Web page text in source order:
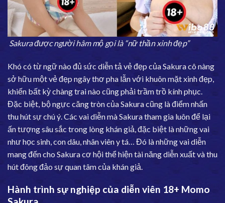
Sakura được người hâm mộ gọi là “nữ thần xinh đẹp”
Khó có từ ngữ nào đủ sức diễn tả vẻ đẹp của Sakura cô nàng
sở hữu một vẻ đẹp ngây thơ pha lẫn với khuôn mặt xinh đẹp,
khiến bất kỳ chàng trai nào cũng phải trầm trồ kính phục.
Đặc biệt, bộ ngực căng tròn của Sakura cũng là điểm nhấn
thu hút sự chú ý. Các vai diễn mà Sakura tham gia luôn để lại
ấn tượng sâu sắc trong lòng khán giả, đặc biệt là những vai
như học sinh, con dâu, nhân viên y tá… Đó là những vai diễn
mang đến cho Sakura cơ hội thể hiện tài năng diễn xuất và thu
hút đông đảo sự quan tâm của khán giả.
Hành trình sự nghiệp của diễn viên 18+ Momo